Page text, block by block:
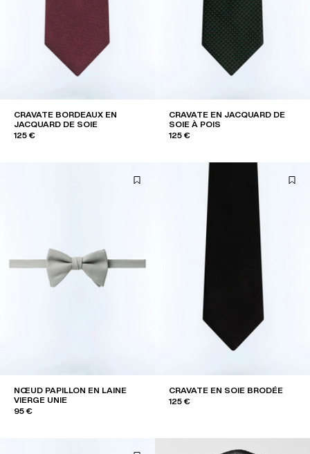
CRAVATE BORDEAUX EN
JACQUARD DE SOIE
125 €
CRAVATE EN JACQUARD DE
SOIE À POIS
125 €
NŒUD PAPILLON EN LAINE
VIERGE UNIE
95 €
CRAVATE EN SOIE BRODÉE
125 €